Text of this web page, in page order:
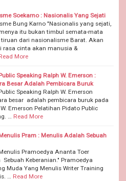
Soekarno : Nasionalis Yang Sejati
Bung Karno "Nasionalis yang sejati,
itu bukan timbul semata-mata
dari nasionalisme Barat. Akan
rasa cinta akan manusia &
More
Speaking Ralph W. Emerson :
Besar Adalah Pembicara Buruk
Speaking Ralph W. Emerson
besar adalah pembicara buruk pada
Emerson Pelatihan Pidato Public
… Read More
Pram : Menulis Adalah Sebuah
Pramoedya Ananta Toer
Keberanian." Pramoedya
Muda Yang Menulis Writer Training
… Read More